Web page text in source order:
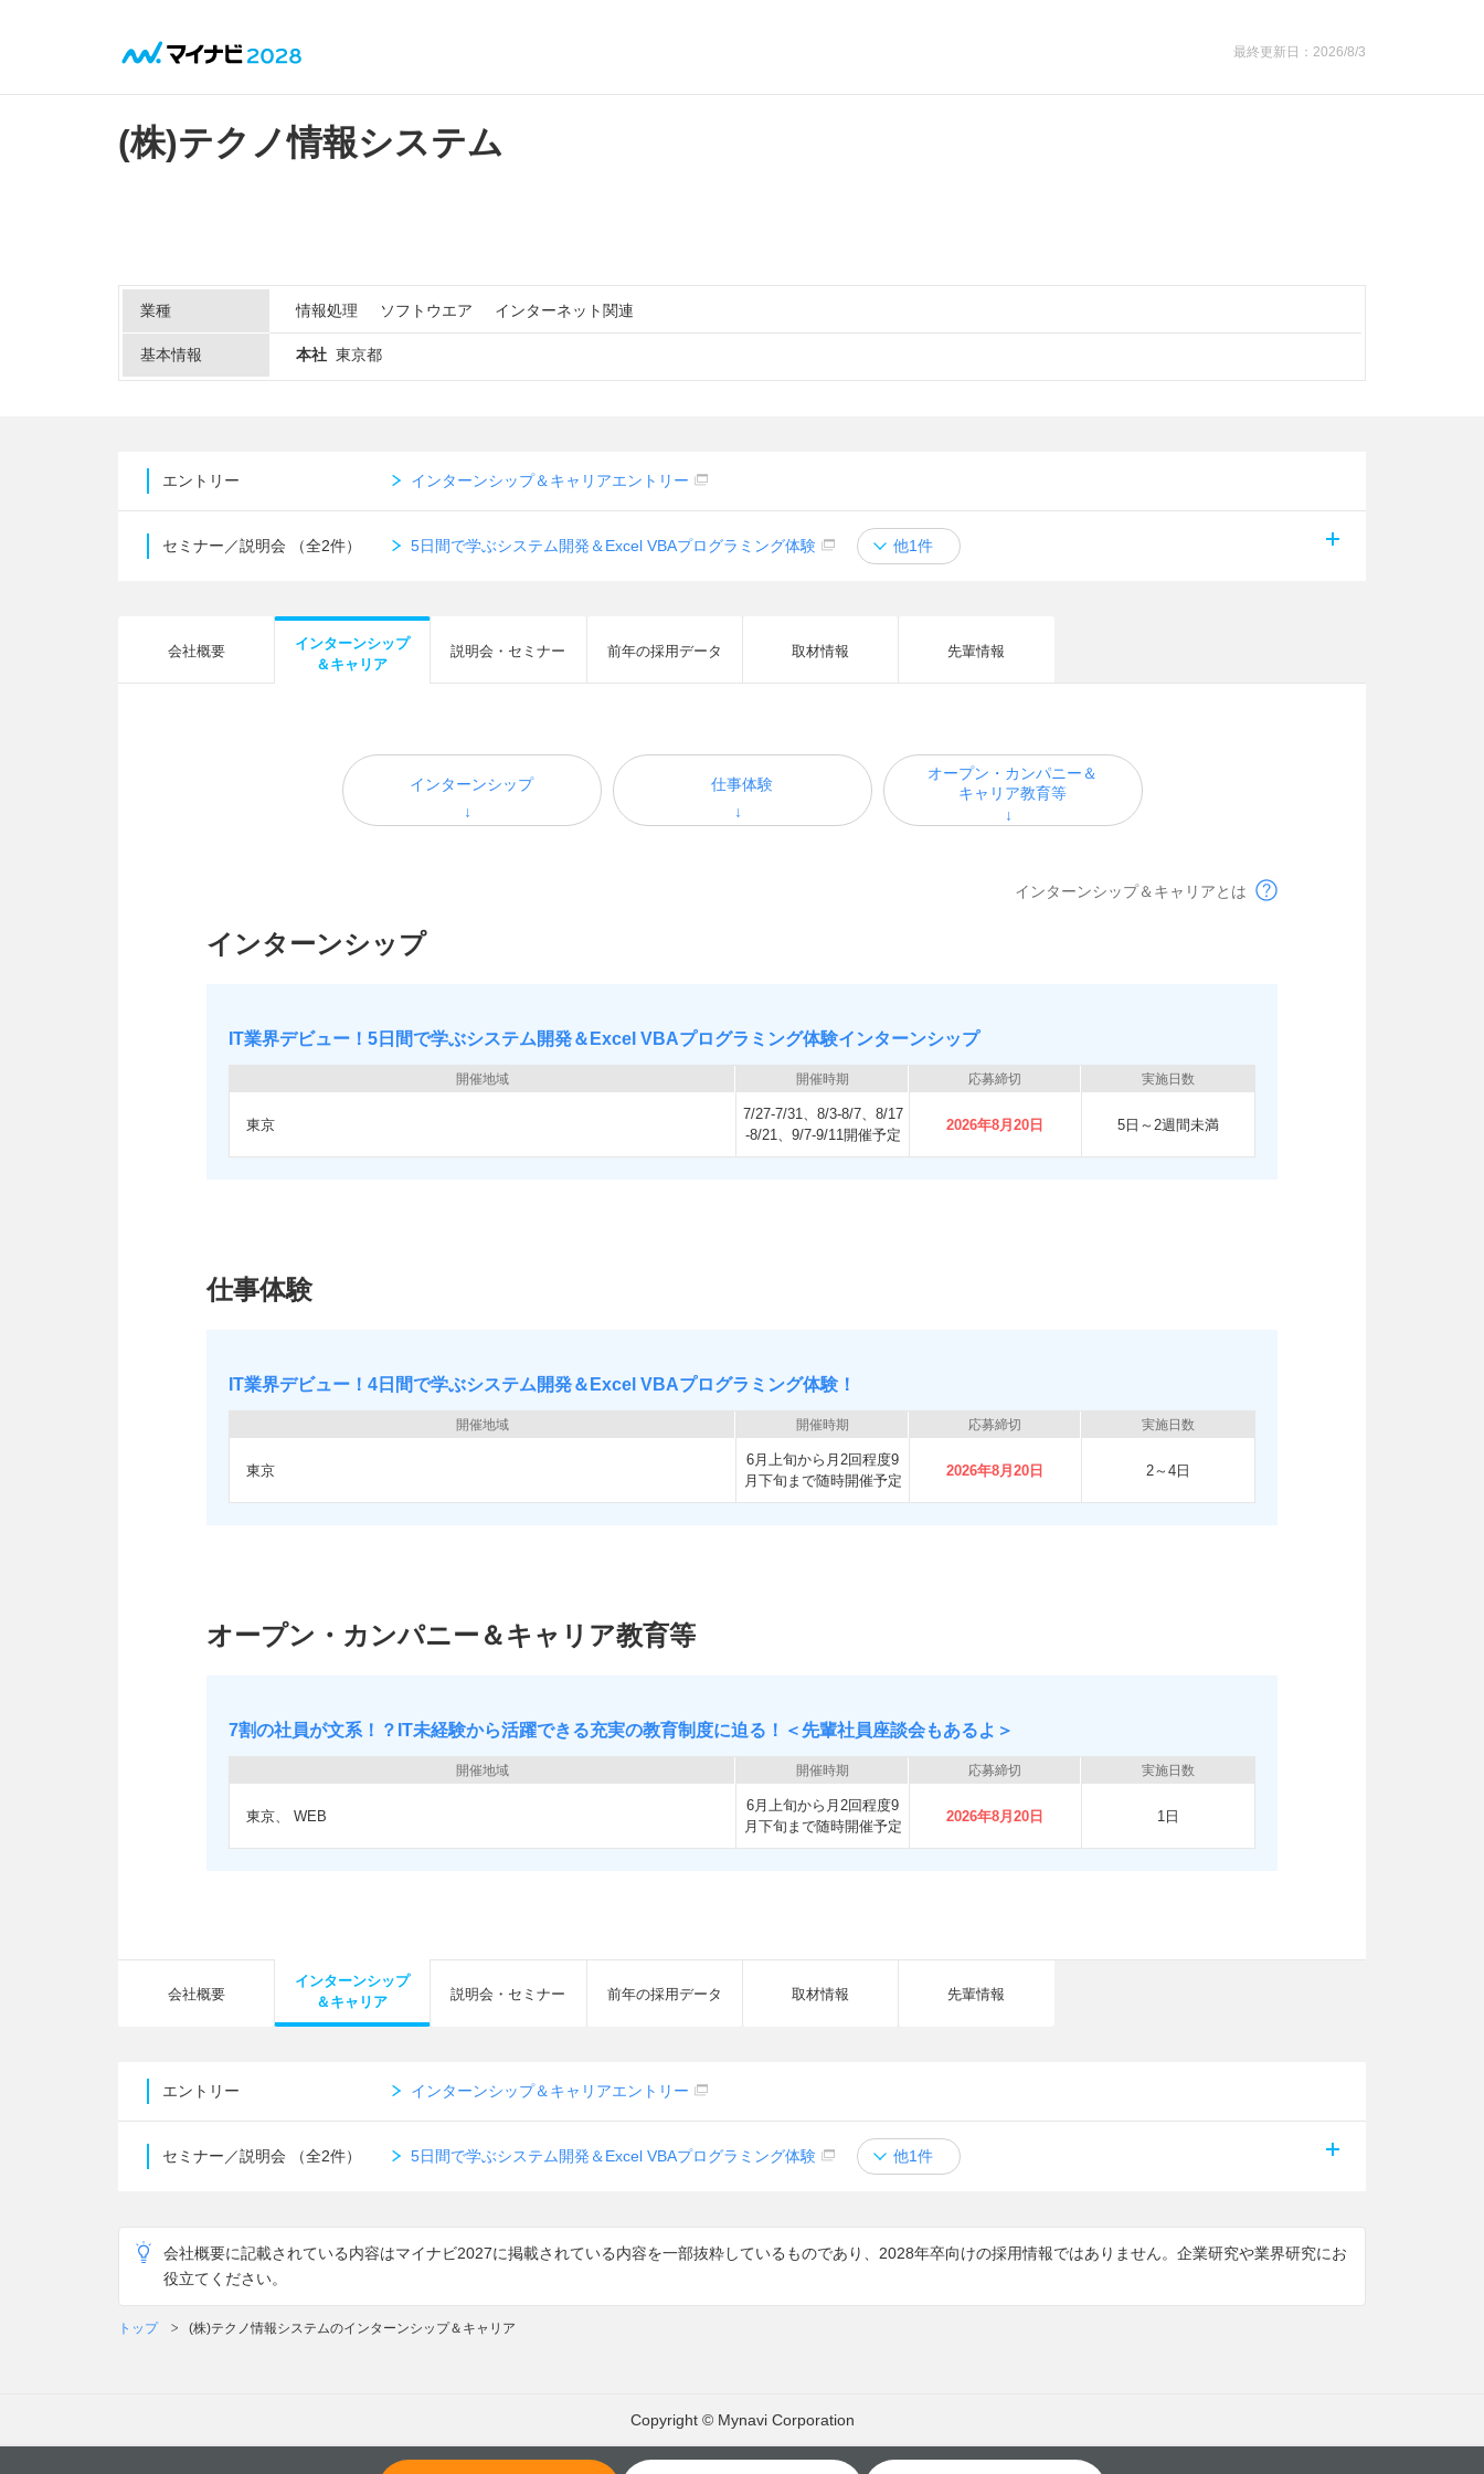
最終更新日：2026/8/3
(株)テクノ情報システム
業種 情報処理 ソフトウエア インターネット関連
基本情報 本社 東京都
エントリー インターンシップ＆キャリアエントリー
セミナー／説明会 （全2件） 5日間で学ぶシステム開発＆Excel VBAプログラミング体験 他1件
会社概要
インターンシップ
＆キャリア
説明会・セミナー 前年の採用データ 取材情報 先輩情報
インターンシップ 仕事体験
オープン・カンパニー＆
キャリア教育等
インターンシップ＆キャリアとは
インターンシップ
IT業界デビュー！5日間で学ぶシステム開発＆Excel VBAプログラミング体験インターンシップ
開催地域
東京
開催時期
7/27-7/31、8/3-8/7、8/17
-8/21、9/7-9/11開催予定
応募締切
2026年8月20日
実施日数
5日～2週間未満
仕事体験
IT業界デビュー！4日間で学ぶシステム開発＆Excel VBAプログラミング体験！
開催地域
東京
開催時期
6月上旬から月2回程度9
月下旬まで随時開催予定
応募締切
2026年8月20日
実施日数
2～4日
オープン・カンパニー＆キャリア教育等
7割の社員が文系！？IT未経験から活躍できる充実の教育制度に迫る！＜先輩社員座談会もあるよ＞
開催地域
東京 WEB
開催時期
6月上旬から月2回程度9
月下旬まで随時開催予定
応募締切
2026年8月20日
実施日数
1日
会社概要
インターンシップ
＆キャリア
説明会・セミナー 前年の採用データ 取材情報 先輩情報
エントリー インターンシップ＆キャリアエントリー
セミナー／説明会 （全2件） 5日間で学ぶシステム開発＆Excel VBAプログラミング体験 他1件
会社概要に記載されている内容はマイナビ2027に掲載されている内容を一部抜粋しているものであり、2028年卒向けの採用情報ではありません。企業研究や業界研究にお
役立てください。
トップ (株)テクノ情報システムのインターンシップ＆キャリア
Copyright © Mynavi Corporation